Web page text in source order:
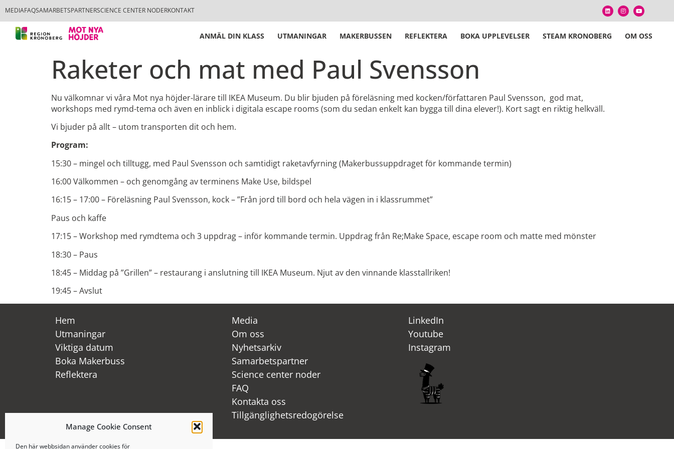
Manage Cookie Consent
Den här webbsidan använder cookies för
MEDIAFAQSAMARBETSPARTNERSCIENCE CENTER NODERKONTAKT
ANMÄL DIN KLASS UTMANINGAR MAKERBUSSEN REFLEKTERA BOKA UPPLEVELSER STEAM KRONOBERG OM OSS
Raketer och mat med Paul Svensson
Nu välkomnar vi våra Mot nya höjder-lärare till IKEA Museum. Du blir bjuden på föreläsning med kocken/författaren Paul Svensson, god mat,
workshops med rymd-tema och även en inblick i digitala escape rooms (som du sedan enkelt kan bygga till dina elever!). Kort sagt en riktig helkväll.
Vi bjuder på allt – utom transporten dit och hem.
Program:
15:30 – mingel och tilltugg, med Paul Svensson och samtidigt raketavfyrning (Makerbussuppdraget för kommande termin)
16:00 Välkommen – och genomgång av terminens Make Use, bildspel
16:15 – 17:00 – Föreläsning Paul Svensson, kock – ”Från jord till bord och hela vägen in i klassrummet”
Paus och kaffe
17:15 – Workshop med rymdtema och 3 uppdrag – inför kommande termin. Uppdrag från Re;Make Space, escape room och matte med mönster
18:30 – Paus
18:45 – Middag på ”Grillen” – restaurang i anslutning till IKEA Museum. Njut av den vinnande klasstallriken!
19:45 – Avslut
Hem
Utmaningar
Viktiga datum
Boka Makerbuss
Reflektera
Media
Om oss
Nyhetsarkiv
Samarbetspartner
Science center noder
FAQ
Kontakta oss
Tillgänglighetsredogörelse
LinkedIn
Youtube
Instagram